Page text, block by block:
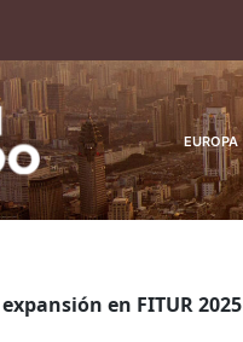
EUROPA
en FITUR 2025